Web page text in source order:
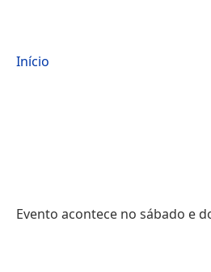
Início
Evento acontece no sábado e